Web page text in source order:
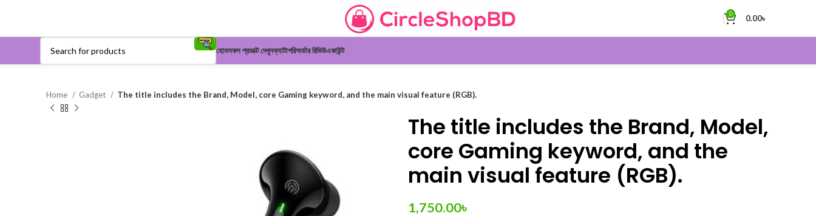
0 0.00৳
হোমসকল প্রডাক্ট দেখুনক্যাটাগরিঅর্ডার রিভিউএকাউন্ট
Home Gadget The title includes the Brand, Model, core Gaming keyword, and the main visual feature (RGB).
The title includes the Brand, Model,
core Gaming keyword, and the
main visual feature (RGB).
1,750.00৳